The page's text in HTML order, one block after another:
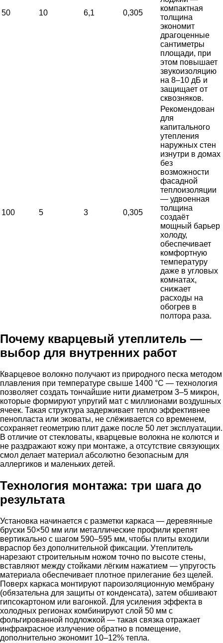
50 10 6,1 0,305
компактная
толщина
экономит
драгоценные
сантиметры
площади, при
этом повышает
звукоизоляцию
на 8–10 дБ и
защищает от
сквозняков.
100 5 3 0,305
Рекомендован
для
капитального
утепления
наружных стен
изнутри в домах
без
возможности
фасадной
теплоизоляции
— удвоенная
толщина
создаёт
мощный барьер
холоду,
обеспечивает
комфортную
температуру
даже в угловых
комнатах,
снижает
расходы на
обогрев в
полтора раза.
Почему кварцевый утеплитель —
выбор для внутренних работ
Кварцевое волокно получают из природного песка методом
плавления при температуре свыше 1400 °C — технология
позволяет создать тончайшие нити диаметром 3–5 микрон,
которые формируют упругий мат с миллионами воздушных
ячеек. Такая структура задерживает тепло эффективнее
пенопласта или эковаты, не слёживается со временем,
сохраняет геометрию плит даже после 50 лет эксплуатации.
В отличие от стекловаты, кварцевые волокна не колются и
не раздражают кожу при монтаже, а отсутствие связующих
смол делает материал абсолютно безопасным для
аллергиков и маленьких детей.
Технология монтажа: три шага до
результата
Установка начинается с разметки каркаса — деревянные
бруски 50×50 мм или металлические профили крепят
вертикально с шагом 590–595 мм, чтобы плиты входили
враспор без дополнительной фиксации. Утеплитель
нарезают строительным ножом точно по высоте стены,
вставляют между стойками лёгким нажатием — упругость
материала обеспечивает плотное прилегание без щелей.
Поверх каркаса монтируют пароизоляционную мембрану
(обязательна для защиты от конденсата), затем обшивают
гипсокартоном или вагонкой. Для усиления эффекта в
холодных регионах комбинируют слой 50 мм с
фольгированной подложкой — такая связка отражает
инфракрасное излучение обратно в помещение,
дополнительно экономит 10–12% тепла.